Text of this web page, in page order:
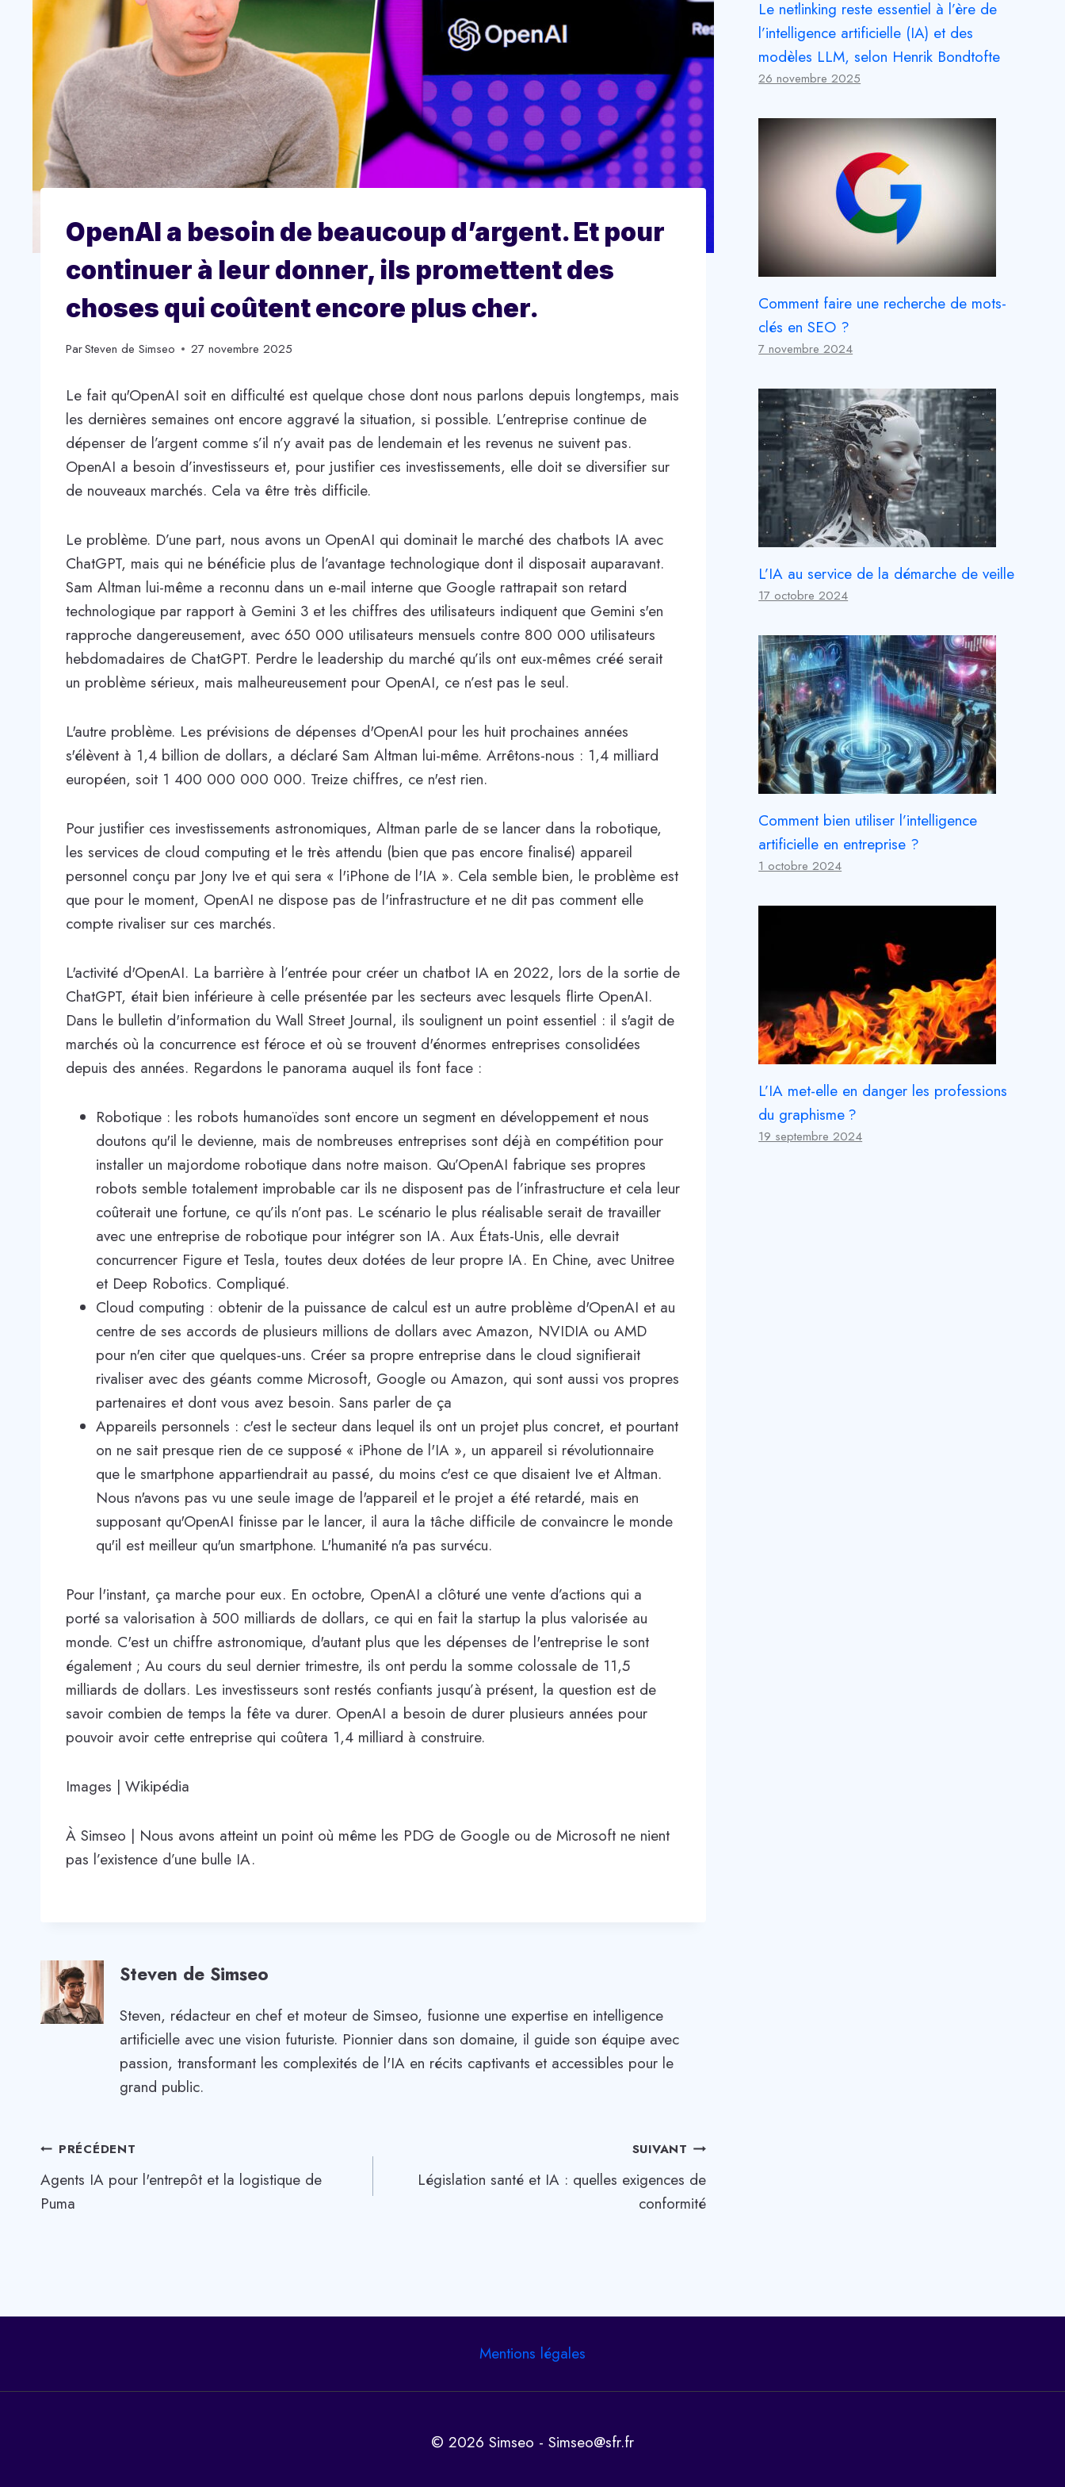
OpenAI a besoin de beaucoup d’argent. Et pour
continuer à leur donner, ils promettent des
choses qui coûtent encore plus cher.
ParSteven de Simseo 27 novembre 2025
Le fait qu'OpenAI soit en difficulté est quelque chose dont nous parlons depuis longtemps, mais
les dernières semaines ont encore aggravé la situation, si possible. L’entreprise continue de
dépenser de l’argent comme s’il n’y avait pas de lendemain et les revenus ne suivent pas.
OpenAI a besoin d’investisseurs et, pour justifier ces investissements, elle doit se diversifier sur
de nouveaux marchés. Cela va être très difficile.
Le problème. D’une part, nous avons un OpenAI qui dominait le marché des chatbots IA avec
ChatGPT, mais qui ne bénéficie plus de l’avantage technologique dont il disposait auparavant.
Sam Altman lui-même a reconnu dans un e-mail interne que Google rattrapait son retard
technologique par rapport à Gemini 3 et les chiffres des utilisateurs indiquent que Gemini s'en
rapproche dangereusement, avec 650 000 utilisateurs mensuels contre 800 000 utilisateurs
hebdomadaires de ChatGPT. Perdre le leadership du marché qu’ils ont eux-mêmes créé serait
un problème sérieux, mais malheureusement pour OpenAI, ce n’est pas le seul.
L'autre problème. Les prévisions de dépenses d'OpenAI pour les huit prochaines années
s'élèvent à 1,4 billion de dollars, a déclaré Sam Altman lui-même. Arrêtons-nous : 1,4 milliard
européen, soit 1 400 000 000 000. Treize chiffres, ce n'est rien.
Pour justifier ces investissements astronomiques, Altman parle de se lancer dans la robotique,
les services de cloud computing et le très attendu (bien que pas encore finalisé) appareil
personnel conçu par Jony Ive et qui sera « l'iPhone de l'IA ». Cela semble bien, le problème est
que pour le moment, OpenAI ne dispose pas de l'infrastructure et ne dit pas comment elle
compte rivaliser sur ces marchés.
L'activité d'OpenAI. La barrière à l’entrée pour créer un chatbot IA en 2022, lors de la sortie de
ChatGPT, était bien inférieure à celle présentée par les secteurs avec lesquels flirte OpenAI.
Dans le bulletin d'information du Wall Street Journal, ils soulignent un point essentiel : il s'agit de
marchés où la concurrence est féroce et où se trouvent d'énormes entreprises consolidées
depuis des années. Regardons le panorama auquel ils font face :
Robotique : les robots humanoïdes sont encore un segment en développement et nous
doutons qu'il le devienne, mais de nombreuses entreprises sont déjà en compétition pour
installer un majordome robotique dans notre maison. Qu’OpenAI fabrique ses propres
robots semble totalement improbable car ils ne disposent pas de l’infrastructure et cela leur
coûterait une fortune, ce qu’ils n’ont pas. Le scénario le plus réalisable serait de travailler
avec une entreprise de robotique pour intégrer son IA. Aux États-Unis, elle devrait
concurrencer Figure et Tesla, toutes deux dotées de leur propre IA. En Chine, avec Unitree
et Deep Robotics. Compliqué.
Cloud computing : obtenir de la puissance de calcul est un autre problème d'OpenAI et au
centre de ses accords de plusieurs millions de dollars avec Amazon, NVIDIA ou AMD
pour n'en citer que quelques-uns. Créer sa propre entreprise dans le cloud signifierait
rivaliser avec des géants comme Microsoft, Google ou Amazon, qui sont aussi vos propres
partenaires et dont vous avez besoin. Sans parler de ça
Appareils personnels : c'est le secteur dans lequel ils ont un projet plus concret, et pourtant
on ne sait presque rien de ce supposé « iPhone de l'IA », un appareil si révolutionnaire
que le smartphone appartiendrait au passé, du moins c'est ce que disaient Ive et Altman.
Nous n'avons pas vu une seule image de l'appareil et le projet a été retardé, mais en
supposant qu'OpenAI finisse par le lancer, il aura la tâche difficile de convaincre le monde
qu'il est meilleur qu'un smartphone. L'humanité n'a pas survécu.
Pour l'instant, ça marche pour eux. En octobre, OpenAI a clôturé une vente d’actions qui a
porté sa valorisation à 500 milliards de dollars, ce qui en fait la startup la plus valorisée au
monde. C'est un chiffre astronomique, d'autant plus que les dépenses de l'entreprise le sont
également ; Au cours du seul dernier trimestre, ils ont perdu la somme colossale de 11,5
milliards de dollars. Les investisseurs sont restés confiants jusqu’à présent, la question est de
savoir combien de temps la fête va durer. OpenAI a besoin de durer plusieurs années pour
pouvoir avoir cette entreprise qui coûtera 1,4 milliard à construire.
Images | Wikipédia
À Simseo | Nous avons atteint un point où même les PDG de Google ou de Microsoft ne nient
pas l’existence d’une bulle IA.
Steven de Simseo
Steven, rédacteur en chef et moteur de Simseo, fusionne une expertise en intelligence
artificielle avec une vision futuriste. Pionnier dans son domaine, il guide son équipe avec
passion, transformant les complexités de l'IA en récits captivants et accessibles pour le
grand public.
Navigation
de
PRÉCÉDENT
Agents IA pour l'entrepôt et la logistique de
Puma
SUIVANT
Législation santé et IA : quelles exigences de
conformité
Le netlinking reste essentiel à l’ère de
l’intelligence artificielle (IA) et des
modèles LLM, selon Henrik Bondtofte
26 novembre 2025
Comment faire une recherche de mots-
clés en SEO ?
7 novembre 2024
L’IA au service de la démarche de veille
17 octobre 2024
Comment bien utiliser l’intelligence
artificielle en entreprise ?
1 octobre 2024
L’IA met-elle en danger les professions
du graphisme ?
19 septembre 2024
Mentions légales
© 2026 Simseo - Simseo@sfr.fr